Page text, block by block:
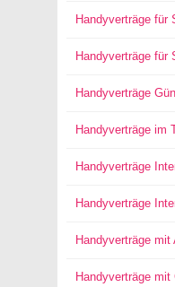
Handyverträge für
Handyverträge für
Handyverträge
Handyverträge im
Handyverträge
Handyverträge
Handyverträge mit
Handyverträge mit